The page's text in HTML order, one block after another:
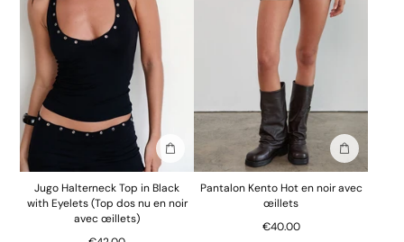
Ajouter au sac
Jugo Halterneck Top in Black
with Eyelets (Top dos nu en noir
avec œillets)
Ajouter au
Pantalon Kento Hot en noir avec
œillets
€40.00